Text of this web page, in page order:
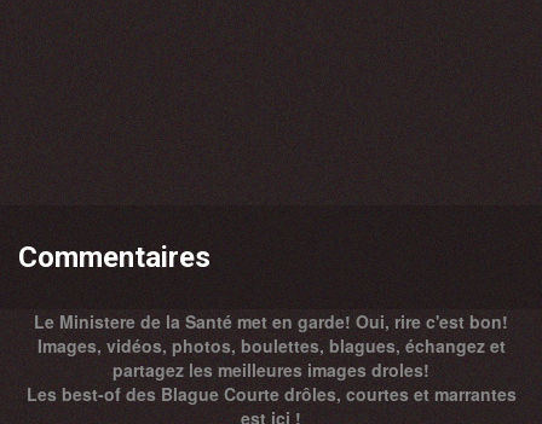
Commentaires
Le Ministere de la Santé met en garde! Oui, rire c'est bon!
Images, vidéos, photos, boulettes, blagues, échangez et
partagez les meilleures images droles!
Les best-of des Blague Courte drôles, courtes et marrantes
est ici !